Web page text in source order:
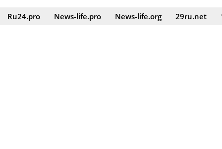
Ru24.pro News‑life.pro News‑life.org 29ru.net